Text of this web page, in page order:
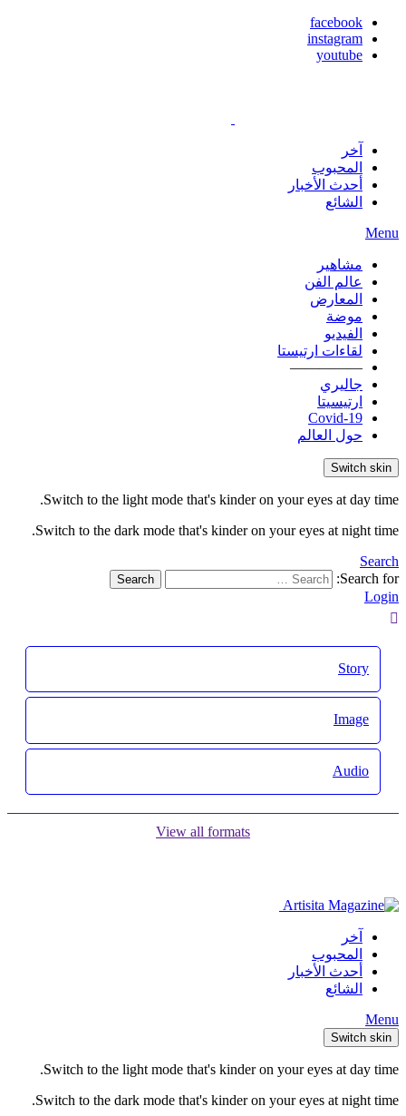
facebook
instagram
youtube
آخر
المحبوب
أحدث الأخبار
الشائع
Menu
مشاهير
عالم الفن
المعارض
موضة
الفيديو
لقاءات ارتيستا
—————
جاليري
ارتيسيتا
Covid-19
حول العالم
Switch skin
Switch to the light mode that's kinder on your eyes at day time.
Switch to the dark mode that's kinder on your eyes at night time.
Search
Search for:
Search
Login
Story
Image
Audio
View all formats
آخر
المحبوب
أحدث الأخبار
الشائع
Menu
Switch skin
Switch to the light mode that's kinder on your eyes at day time.
Switch to the dark mode that's kinder on your eyes at night time.